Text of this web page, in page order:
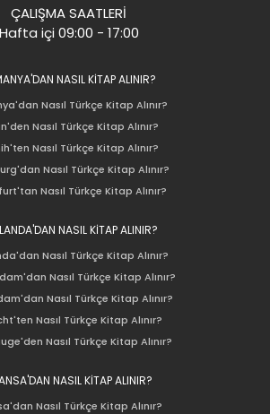
ÇALIŞMA SAATLERİ
Hafta içi 09:00 - 17:00
NASIL KİTAP ALINIR?
Nasıl Türkçe Kitap Alınır?
Nasıl Türkçe Kitap Alınır?
Nasıl Türkçe Kitap Alınır?
Nasıl Türkçe Kitap Alınır?
Nasıl Türkçe Kitap Alınır?
NASIL KİTAP ALINIR?
Nasıl Türkçe Kitap Alınır?
Nasıl Türkçe Kitap Alınır?
Nasıl Türkçe Kitap Alınır?
Nasıl Türkçe Kitap Alınır?
Nasıl Türkçe Kitap Alınır?
NASIL KİTAP ALINIR?
Nasıl Türkçe Kitap Alınır?